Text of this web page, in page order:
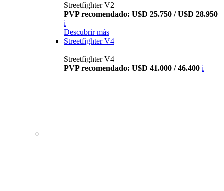
Streetfighter V2
PVP recomendado: U$D 25.750 / U$D 28.950
i
Descubrir más
Streetfighter V4
Streetfighter V4
PVP recomendado: U$D 41.000 / 46.400 i